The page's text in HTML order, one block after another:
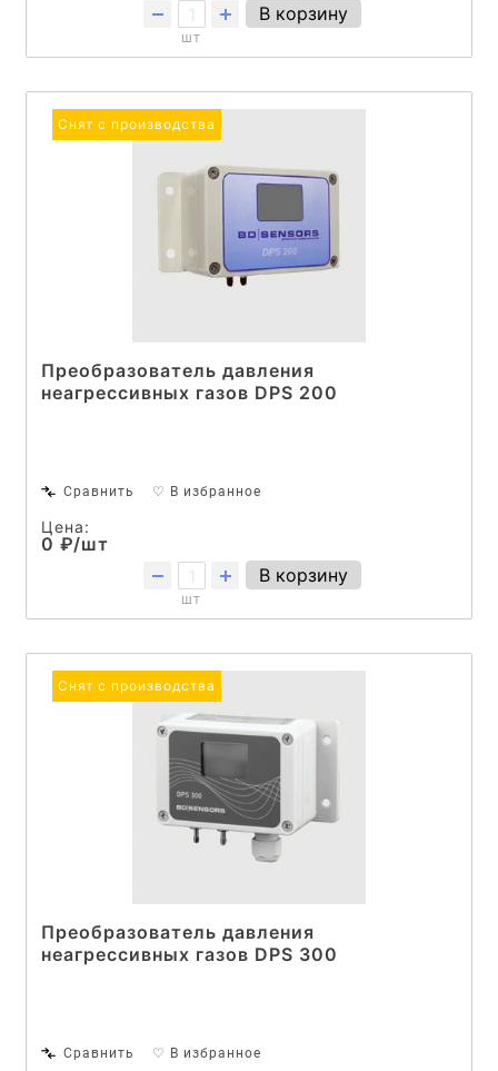
шт
В корзину
Снят с производства
Преобразователь давления
неагрессивных газов DPS 200
Сравнить ♡ В избранное
Цена:
0 ₽/шт
шт
В корзину
Снят с производства
Преобразователь давления
неагрессивных газов DPS 300
Сравнить ♡ В избранное